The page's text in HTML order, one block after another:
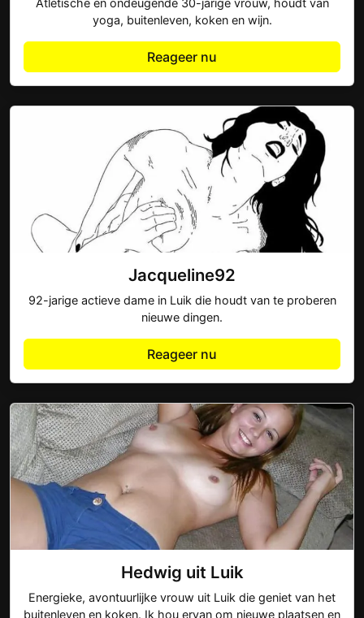
Atletische en ondeugende 30-jarige vrouw, houdt van
yoga, buitenleven, koken en wijn.
Reageer nu
Jacqueline92
92-jarige actieve dame in Luik die houdt van te proberen
nieuwe dingen.
Reageer nu
Hedwig uit Luik
Energieke, avontuurlijke vrouw uit Luik die geniet van het
buitenleven en koken. Ik hou ervan om nieuwe plaatsen en